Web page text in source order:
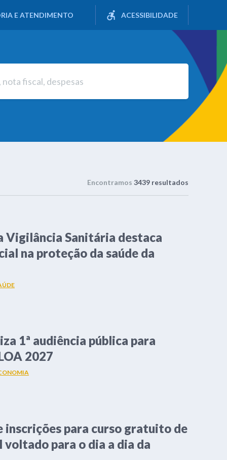
E ATENDIMENTO ACESSIBILIDADE
Encontramos 3439 resultados
Vigilância Sanitária destaca
na proteção da saúde da
1ª audiência pública para
2027
inscrições para curso gratuito de
para o dia a dia da